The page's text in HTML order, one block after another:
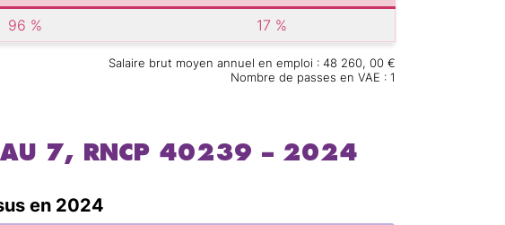
96 % 17 %
Salaire brut moyen annuel en emploi : 48 260, 00 €
Nombre de passes en VAE : 1
7, RNCP 40239 – 2024
en 2024